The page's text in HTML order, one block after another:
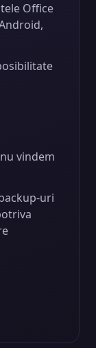
Office
vindem
uri